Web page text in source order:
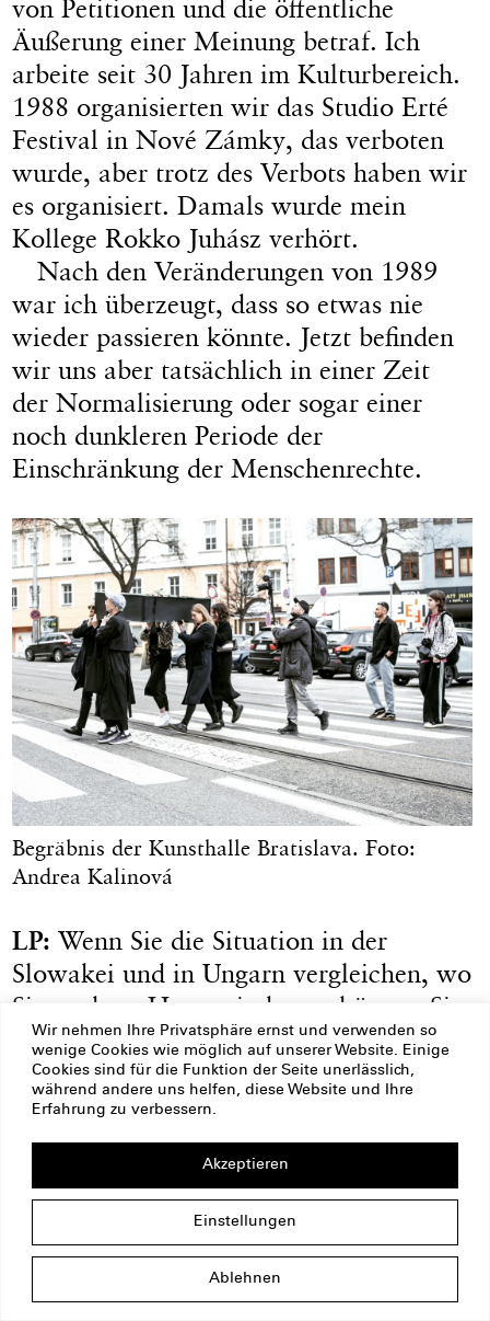
Wir nehmen Ihre Privatsphäre ernst und verwenden so
wenige Cookies wie möglich auf unserer Website. Einige
Cookies sind für die Funktion der Seite unerlässlich,
während andere uns helfen, diese Website und Ihre
Erfahrung zu verbessern.
Einstellungen
Ablehnen
Akzeptieren
von Petitionen und die öffentliche
Äußerung einer Meinung betraf. Ich
arbeite seit 30 Jahren im Kulturbereich.
1988 organisierten wir das Studio Erté
Festival in Nové Zámky, das verboten
wurde, aber trotz des Verbots haben wir
es organisiert. Damals wurde mein
Kollege Rokko Juhász verhört.
Nach den Veränderungen von 1989
war ich überzeugt, dass so etwas nie
wieder passieren könnte. Jetzt befinden
wir uns aber tatsächlich in einer Zeit
der Normalisierung oder sogar einer
noch dunkleren Periode der
Einschränkung der Menschenrechte.
Begräbnis der Kunsthalle Bratislava. Foto:
Andrea Kalinová
LP:Wenn Sie die Situation in der
Slowakei und in Ungarn vergleichen, wo
Sie auch zu Hause sind, was können Sie
sagen, worin sehen Sie die Parallelen
und worin die Unterschiede?
IN:Es ist sehr wahrscheinlich, dass
unsere Regierung von den
Geschehnissen in Ungarn inspiriert
wurde. Einige Gesetze, wie der
Gesetzesentwurf zu Denkmälern, ähneln
sehr stark denen, die bereits in Ungarn